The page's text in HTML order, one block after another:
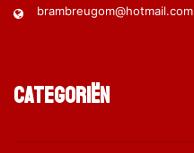
brambreugom@hotmail.com
Categoriën